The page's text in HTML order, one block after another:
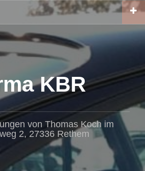
KBR
von Thomas Koch im
2, 27336 Rethem